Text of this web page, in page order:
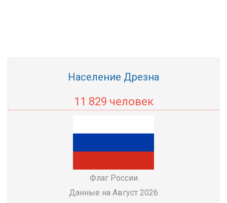
Население Дрезна
11 829 человек
Флаг России
Данные на Август 2026